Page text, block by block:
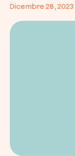
Dicembre 28, 2023